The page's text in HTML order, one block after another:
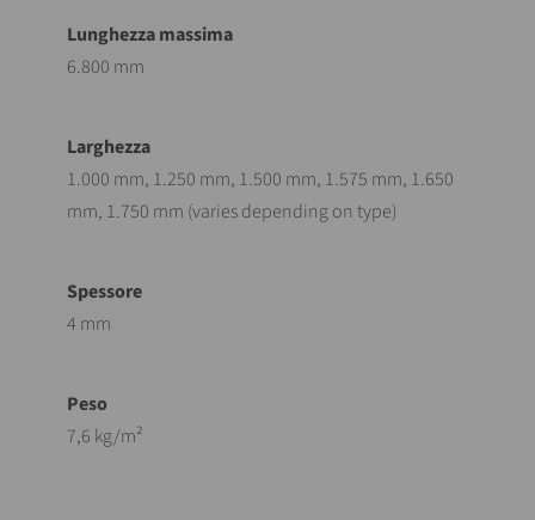
6.800 mm
1.000 mm, 1.250 mm, 1.500 mm, 1.575 mm, 1.650
mm, 1.750 mm (varies depending on type)
4 mm
7,6 kg/m²